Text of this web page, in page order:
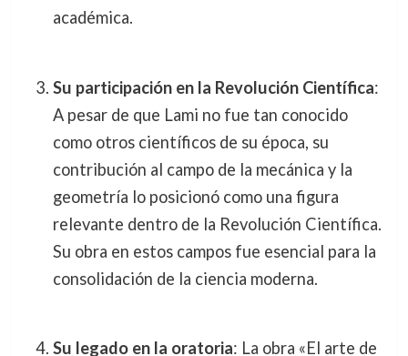
académica.
Su participación en la Revolución Científica:
A pesar de que Lami no fue tan conocido
como otros científicos de su época, su
contribución al campo de la mecánica y la
geometría lo posicionó como una figura
relevante dentro de la Revolución Científica.
Su obra en estos campos fue esencial para la
consolidación de la ciencia moderna.
Su legado en la oratoria: La obra «El arte de